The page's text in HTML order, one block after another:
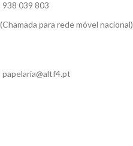
938 039 803
(Chamada para rede móvel nacional)
papelaria@altf4.pt